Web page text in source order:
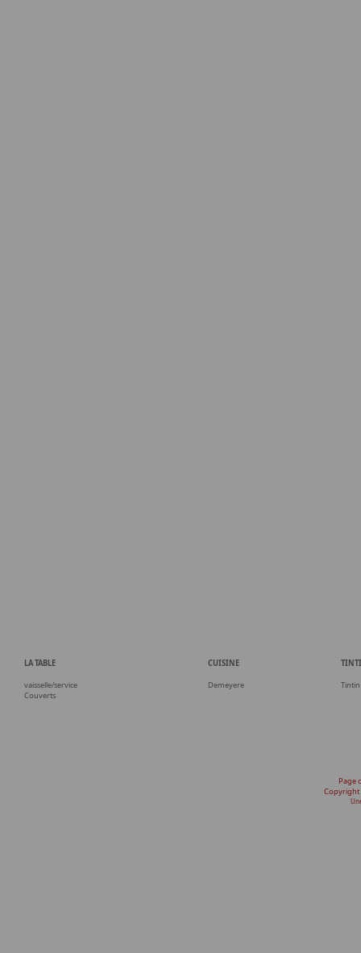
LA TABLE
vaisselle/service
Couverts
CUISINE
Demeyere Tintin
Page
Copyright